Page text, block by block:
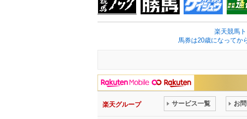
楽天競馬
馬券は20歳になってか
楽天グループ サービス一覧 お